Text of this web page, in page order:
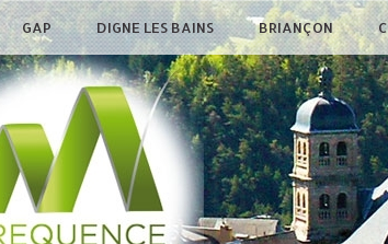
GAP DIGNE LES BAINS BRIANÇON